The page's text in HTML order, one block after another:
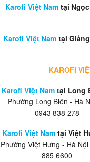
Karofi Việt Nam tại
Karofi Việt Namtại
KAROFI
Karofi Việt Namtại Long
Phường Long Biên - Hà
0943 838 278
Karofi Việt Nam tại Việt
Phường Việt Hưng - Hà Nội
885 6600